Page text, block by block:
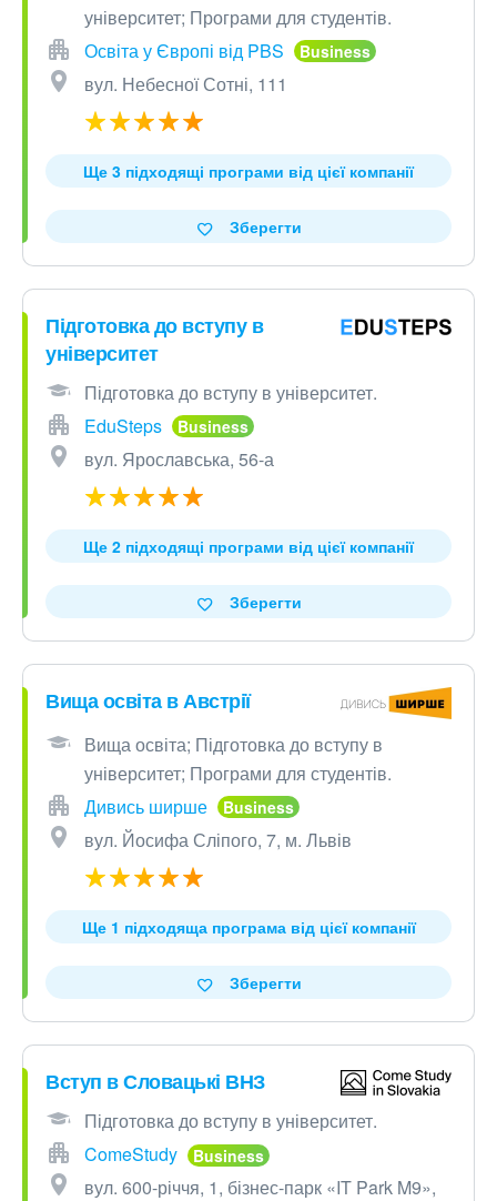
університет; Програми для студентів.
Освіта у Європі від PBS
вул. Небесної Сотні, 111
Ще 3 підходящі програми від цієї компанії
Зберегти
Підготовка до вступу в
університет
Підготовка до вступу в університет.
EduSteps
вул. Ярославська, 56-а
Ще 2 підходящі програми від цієї компанії
Зберегти
Вища освіта в Австрії
Вища освіта; Підготовка до вступу в
університет; Програми для студентів.
Дивись ширше
вул. Йосифа Сліпого, 7, м. Львів
Ще 1 підходяща програма від цієї компанії
Зберегти
Вступ в Словацькі ВНЗ
Підготовка до вступу в університет.
ComeStudy
вул. 600-річчя, 1, бізнес-парк «IT Park M9»,